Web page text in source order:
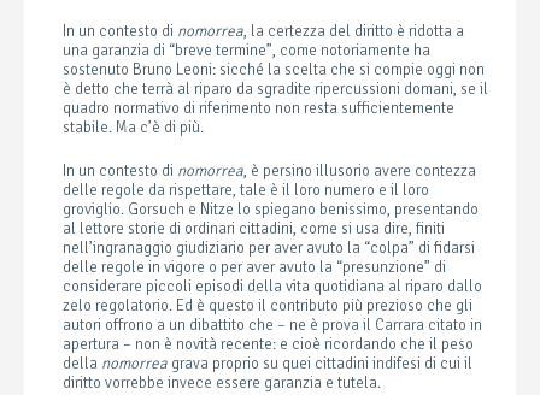
In un contesto di nomorrea, la certezza del diritto è ridotta a
una garanzia di “breve termine”, come notoriamente ha
sostenuto Bruno Leoni: sicché la scelta che si compie oggi non
è detto che terrà al riparo da sgradite ripercussioni domani, se il
quadro normativo di riferimento non resta sufficientemente
stabile. Ma c’è di più.
In un contesto di nomorrea, è persino illusorio avere contezza
delle regole da rispettare, tale è il loro numero e il loro
groviglio. Gorsuch e Nitze lo spiegano benissimo, presentando
al lettore storie di ordinari cittadini, come si usa dire, finiti
nell’ingranaggio giudiziario per aver avuto la “colpa” di fidarsi
delle regole in vigore o per aver avuto la “presunzione” di
considerare piccoli episodi della vita quotidiana al riparo dallo
zelo regolatorio. Ed è questo il contributo più prezioso che gli
autori offrono a un dibattito che – ne è prova il Carrara citato in
apertura – non è novità recente: e cioè ricordando che il peso
della nomorrea grava proprio su quei cittadini indifesi di cui il
diritto vorrebbe invece essere garanzia e tutela.